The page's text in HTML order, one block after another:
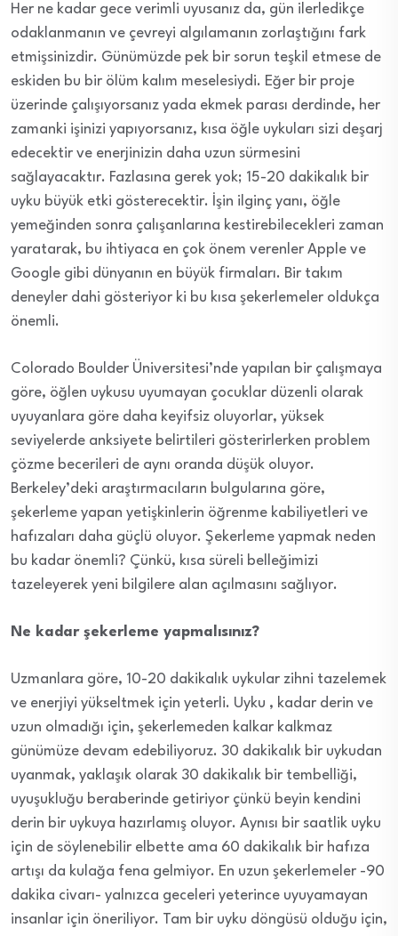
Her ne kadar gece verimli uyusanız da, gün ilerledikçe
odaklanmanın ve çevreyi algılamanın zorlaştığını fark
etmişsinizdir. Günümüzde pek bir sorun teşkil etmese de
eskiden bu bir ölüm kalım meselesiydi. Eğer bir proje
üzerinde çalışıyorsanız yada ekmek parası derdinde, her
zamanki işinizi yapıyorsanız, kısa öğle uykuları sizi deşarj
edecektir ve enerjinizin daha uzun sürmesini
sağlayacaktır. Fazlasına gerek yok; 15-20 dakikalık bir
uyku büyük etki gösterecektir. İşin ilginç yanı, öğle
yemeğinden sonra çalışanlarına kestirebilecekleri zaman
yaratarak, bu ihtiyaca en çok önem verenler Apple ve
Google gibi dünyanın en büyük firmaları. Bir takım
deneyler dahi gösteriyor ki bu kısa şekerlemeler oldukça
önemli.
Colorado Boulder Üniversitesi’nde yapılan bir çalışmaya
göre, öğlen uykusu uyumayan çocuklar düzenli olarak
uyuyanlara göre daha keyifsiz oluyorlar, yüksek
seviyelerde anksiyete belirtileri gösterirlerken problem
çözme becerileri de aynı oranda düşük oluyor.
Berkeley’deki araştırmacıların bulgularına göre,
şekerleme yapan yetişkinlerin öğrenme kabiliyetleri ve
hafızaları daha güçlü oluyor. Şekerleme yapmak neden
bu kadar önemli? Çünkü, kısa süreli belleğimizi
tazeleyerek yeni bilgilere alan açılmasını sağlıyor.
Ne kadar şekerleme yapmalısınız?
Uzmanlara göre, 10-20 dakikalık uykular zihni tazelemek
ve enerjiyi yükseltmek için yeterli. Uyku , kadar derin ve
uzun olmadığı için, şekerlemeden kalkar kalkmaz
günümüze devam edebiliyoruz. 30 dakikalık bir uykudan
uyanmak, yaklaşık olarak 30 dakikalık bir tembelliği,
uyuşukluğu beraberinde getiriyor çünkü beyin kendini
derin bir uykuya hazırlamış oluyor. Aynısı bir saatlik uyku
için de söylenebilir elbette ama 60 dakikalık bir hafıza
artışı da kulağa fena gelmiyor. En uzun şekerlemeler -90
dakika civarı- yalnızca geceleri yeterince uyuyamayan
insanlar için öneriliyor. Tam bir uyku döngüsü olduğu için,